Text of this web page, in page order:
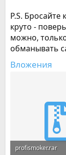
P.S. Бросайте
круто -
можно,
обманывать
Вложения
profismoker.rar